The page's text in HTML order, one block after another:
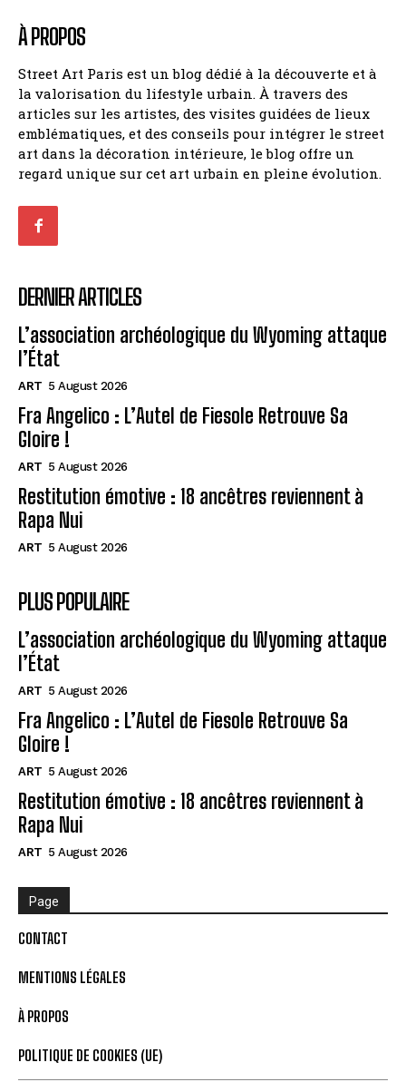
À PROPOS
Street Art Paris est un blog dédié à la découverte et à
la valorisation du lifestyle urbain. À travers des
articles sur les artistes, des visites guidées de lieux
emblématiques, et des conseils pour intégrer le street
art dans la décoration intérieure, le blog offre un
regard unique sur cet art urbain en pleine évolution.
DERNIER ARTICLES
L’association archéologique du Wyoming attaque
l’État
ART 5 August 2026
Fra Angelico : L’Autel de Fiesole Retrouve Sa
Gloire !
ART 5 August 2026
Restitution émotive : 18 ancêtres reviennent à
Rapa Nui
ART 5 August 2026
PLUS POPULAIRE
L’association archéologique du Wyoming attaque
l’État
ART 5 August 2026
Fra Angelico : L’Autel de Fiesole Retrouve Sa
Gloire !
ART 5 August 2026
Restitution émotive : 18 ancêtres reviennent à
Rapa Nui
ART 5 August 2026
Page
CONTACT
MENTIONS LÉGALES
À PROPOS
POLITIQUE DE COOKIES (UE)